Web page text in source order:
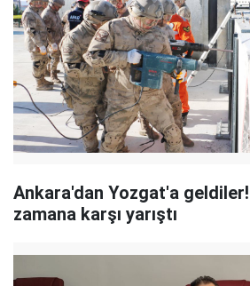
Ankara'dan Yozgat'a
zamana karşı yarıştı